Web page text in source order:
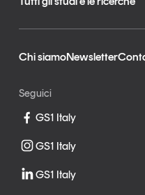
Chi siamoNewsletter
Seguici
GS1 Italy
GS1 Italy
GS1 Italy